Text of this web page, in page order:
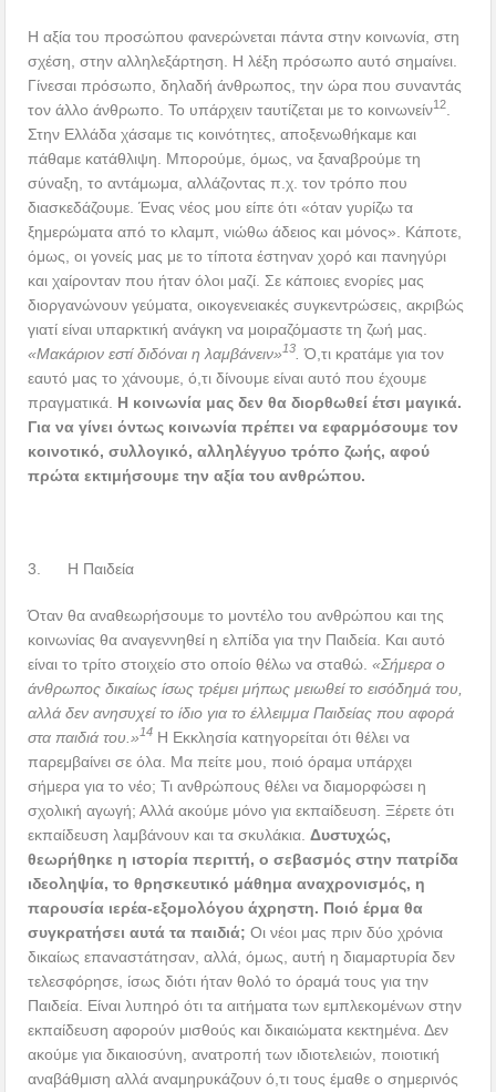
Η αξία του προσώπου φανερώνεται πάντα στην κοινωνία, στη
σχέση, στην αλληλεξάρτηση. Η λέξη πρόσωπο αυτό σημαίνει.
Γίνεσαι πρόσωπο, δηλαδή άνθρωπος, την ώρα που συναντάς
τον άλλο άνθρωπο. Το υπάρχειν ταυτίζεται με το κοινωνείν12
Στην Ελλάδα χάσαμε τις κοινότητες, αποξενωθήκαμε και
πάθαμε κατάθλιψη. Μπορούμε, όμως, να ξαναβρούμε τη
σύναξη, το αντάμωμα, αλλάζοντας π.χ. τον τρόπο που
διασκεδάζουμε. Ένας νέος μου είπε ότι «όταν γυρίζω τα
ξημερώματα από το κλαμπ, νιώθω άδειος και μόνος». Κάποτε,
όμως, οι γονείς μας με το τίποτα έστηναν χορό και πανηγύρι
και χαίρονταν που ήταν όλοι μαζί. Σε κάποιες ενορίες μας
διοργανώνουν γεύματα, οικογενειακές συγκεντρώσεις, ακριβώς
γιατί είναι υπαρκτική ανάγκη να μοιραζόμαστε τη ζωή μας.
«Μακάριον εστί διδόναι η λαμβάνειν»13 .Ό,τι κρατάμε για τον
εαυτό μας το χάνουμε, ό,τι δίνουμε είναι αυτό που έχουμε
πραγματικά. Η κοινωνία μας δεν θα διορθωθεί έτσι μαγικά.
Για να γίνει όντως κοινωνία πρέπει να εφαρμόσουμε τον
κοινοτικό, συλλογικό, αλληλέγγυο τρόπο ζωής, αφού
πρώτα εκτιμήσουμε την αξία του ανθρώπου.
3. Η Παιδεία
Όταν θα αναθεωρήσουμε το μοντέλο του ανθρώπου και της
κοινωνίας θα αναγεννηθεί η ελπίδα για την Παιδεία. Και αυτό
είναι το τρίτο στοιχείο στο οποίο θέλω να σταθώ.«Σήμερα ο
άνθρωπος δικαίως ίσως τρέμει μήπως μειωθεί το εισόδημά του,
αλλά δεν ανησυχεί το ίδιο για το έλλειμμα Παιδείας που αφορά
στα παιδιά του.»14 Η Εκκλησία κατηγορείται ότι θέλει να
παρεμβαίνει σε όλα. Μα πείτε μου, ποιό όραμα υπάρχει
σήμερα για το νέο; Τι ανθρώπους θέλει να διαμορφώσει η
σχολική αγωγή; Αλλά ακούμε μόνο για εκπαίδευση. Ξέρετε ότι
εκπαίδευση λαμβάνουν και τα σκυλάκια.Δυστυχώς,
θεωρήθηκε η ιστορία περιττή, ο σεβασμός στην πατρίδα
ιδεοληψία, το θρησκευτικό μάθημα αναχρονισμός, η
παρουσία ιερέα-εξομολόγου άχρηστη. Ποιό έρμα θα
συγκρατήσει αυτά τα παιδιά; Οι νέοι μας πριν δύο χρόνια
δικαίως επαναστάτησαν, αλλά, όμως, αυτή η διαμαρτυρία δεν
τελεσφόρησε, ίσως διότι ήταν θολό το όραμά τους για την
Παιδεία. Είναι λυπηρό ότι τα αιτήματα των εμπλεκομένων στην
εκπαίδευση αφορούν μισθούς και δικαιώματα κεκτημένα. Δεν
ακούμε για δικαιοσύνη, ανατροπή των ιδιοτελειών, ποιοτική
αναβάθμιση αλλά αναμηρυκάζουν ό,τι τους έμαθε ο σημερινός